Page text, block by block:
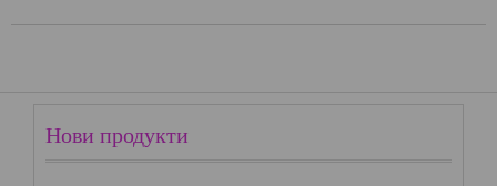
Нови продукти